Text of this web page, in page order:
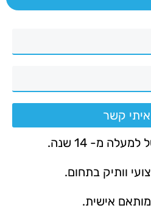
קשר
מ- 14 שנה.
וותיק בתחום.
מותאם אישית.